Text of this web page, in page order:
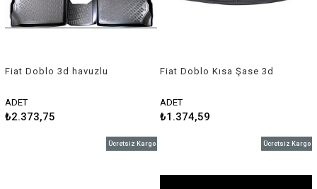
Fiat Doblo 3d havuzlu
ADET
₺2.373,75
Fiat Doblo Kısa Şase 3d
ADET
₺1.374,59
Ücretsiz Kargo Ücretsiz Kargo